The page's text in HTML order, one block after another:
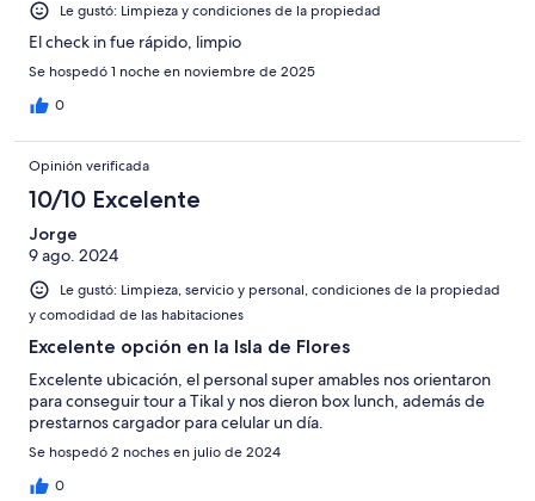
Le gustó: Limpieza y condiciones de la propiedad
El check in fue rápido, limpio
Se hospedó 1 noche en noviembre de 2025
0
Opinión verificada
10/10 Excelente
Jorge
9 ago. 2024
Le gustó: Limpieza, servicio y personal, condiciones de la propiedad
y comodidad de las habitaciones
Excelente opción en la Isla de Flores
Excelente ubicación, el personal super amables nos orientaron
para conseguir tour a Tikal y nos dieron box lunch, además de
prestarnos cargador para celular un día.
Se hospedó 2 noches en julio de 2024
0